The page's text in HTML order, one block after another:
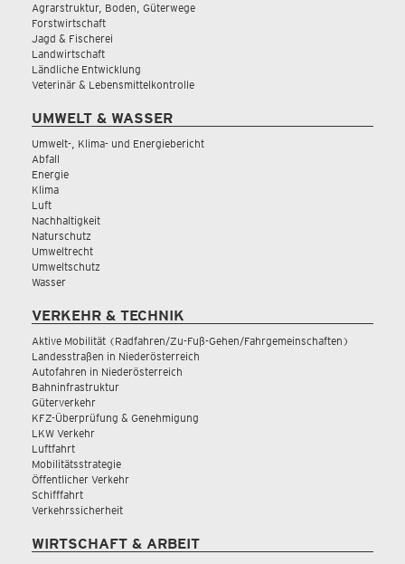
Agrarstruktur, Boden, Güterwege
Forstwirtschaft
Jagd & Fischerei
Landwirtschaft
Ländliche Entwicklung
Veterinär & Lebensmittelkontrolle
UMWELT & WASSER
Umwelt-, Klima- und Energiebericht
Abfall
Energie
Klima
Luft
Nachhaltigkeit
Naturschutz
Umweltrecht
Umweltschutz
Wasser
VERKEHR & TECHNIK
Aktive Mobilität (Radfahren/Zu-Fuß-Gehen/Fahrgemeinschaften)
Landesstraßen in Niederösterreich
Autofahren in Niederösterreich
Bahninfrastruktur
Güterverkehr
KFZ-Überprüfung & Genehmigung
LKW Verkehr
Luftfahrt
Mobilitätsstrategie
Öffentlicher Verkehr
Schifffahrt
Verkehrssicherheit
WIRTSCHAFT & ARBEIT